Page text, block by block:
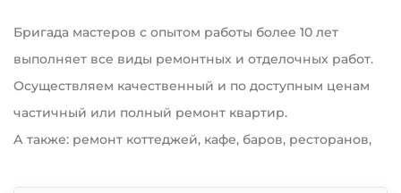
Бригада мастеров с опытом работы более 10 лет
выполняет все виды ремонтных и отделочных работ.
Осуществляем качественный и по доступным ценам
частичный или полный ремонт квартир.
А также: ремонт коттеджей, кафе, баров, ресторанов,